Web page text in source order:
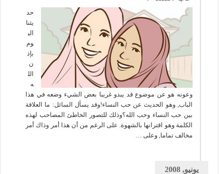
حد
يثنا
الي
وم
بإذ
ن
الل
ه
وعونه هو عن موضوع قد يبدو غريبا بعض الشيء وضعه في هذا
الباب, وهو الحديث عن حب النساء!وقد يسأل السائل: ما العلاقة
بين حب النساء وحب الله؟وذلك للتصور الخاطئ المصاحب لهذه
الكلمة وهو اقترانها بالشهوة. على الرغم من أن هذا أمر وذاك أمر
مخالف تماما, وعلى …
يونيو, 2008